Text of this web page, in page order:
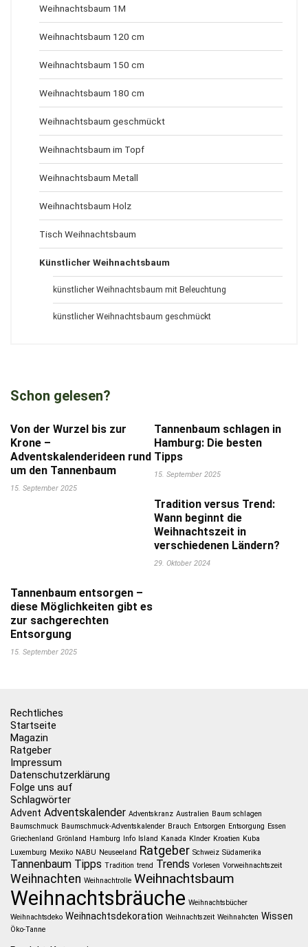
Weihnachtsbaum 1M
Weihnachtsbaum 120 cm
Weihnachtsbaum 150 cm
Weihnachtsbaum 180 cm
Weihnachtsbaum geschmückt
Weihnachtsbaum im Topf
Weihnachtsbaum Metall
Weihnachtsbaum Holz
Tisch Weihnachtsbaum
Künstlicher Weihnachtsbaum
künstlicher Weihnachtsbaum mit Beleuchtung
künstlicher Weihnachtsbaum geschmückt
Schon gelesen?
Von der Wurzel bis zur
Krone –
Adventskalenderideen rund
um den Tannenbaum
15. September 2025
Tannenbaum schlagen in
Hamburg: Die besten
Tipps
15. September 2025
Tradition versus Trend:
Wann beginnt die
Weihnachtszeit in
verschiedenen Ländern?
29. Oktober 2024
Tannenbaum entsorgen –
diese Möglichkeiten gibt es
zur sachgerechten
Entsorgung
15. September 2025
Rechtliches
Startseite
Magazin
Ratgeber
Impressum
Datenschutzerklärung
Folge uns auf
Schlagwörter
Advent Adventskalender Adventskranz Australien Baum schlagen
Baumschmuck Baumschmuck-Adventskalender Brauch Entsorgen Entsorgung Essen
Griechenland Grönland Hamburg Info Island Kanada KInder Kroatien Kuba
Luxemburg Mexiko NABU Neuseeland Ratgeber Schweiz Südamerika
Tannenbaum Tipps Tradition trend Trends Vorlesen Vorweihnachtszeit
Weihnachten Weihnachtrolle Weihnachtsbaum
Weihnachtsbräuche Weihnachtsbücher
Weihnachtsdeko Weihnachtsdekoration Weihnachtszeit Weihnahcten Wissen
Öko-Tanne